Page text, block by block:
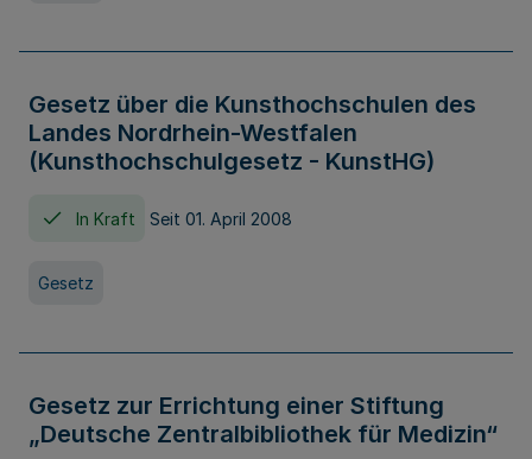
Gesetz über die Kunsthochschulen des
Landes Nordrhein-Westfalen
(Kunsthochschulgesetz - KunstHG)
In Kraft Seit 01. April 2008
Gesetz
Gesetz zur Errichtung einer Stiftung
„Deutsche Zentralbibliothek für Medizin“